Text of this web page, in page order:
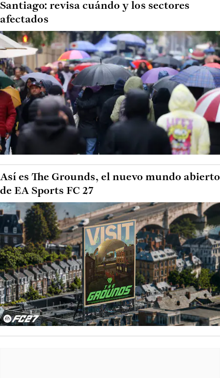
Santiago: revisa cuándo y los sectores
afectados
Así es The Grounds, el nuevo mundo abierto
de EA Sports FC 27